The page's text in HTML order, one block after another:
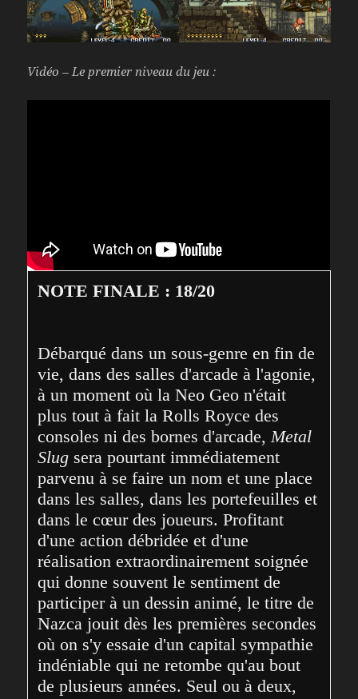
Vidéo – Le premier niveau du jeu :
NOTE FINALE : 18/20
Débarqué dans un sous-genre en fin de
vie, dans des salles d'arcade à l'agonie,
à un moment où la Neo Geo n'était
plus tout à fait la Rolls Royce des
consoles ni des bornes d'arcade, Metal
Slug sera pourtant immédiatement
parvenu à se faire un nom et une place
dans les salles, dans les portefeuilles et
dans le cœur des joueurs. Profitant
d'une action débridée et d'une
réalisation extraordinairement soignée
qui donne souvent le sentiment de
participer à un dessin animé, le titre de
Nazca jouit dès les premières secondes
où on s'y essaie d'un capital sympathie
indéniable qui ne retombe qu'au bout
de plusieurs années. Seul ou à deux,